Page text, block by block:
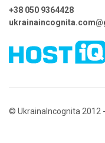
+38 050 9364428
© UkrainaIncognita 2012